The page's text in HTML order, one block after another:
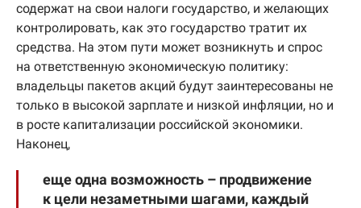
содержат на свои налоги государство, и желающих
контролировать, как это государство тратит их
средства. На этом пути может возникнуть и спрос
на ответственную экономическую политику:
владельцы пакетов акций будут заинтересованы не
только в высокой зарплате и низкой инфляции, но и
в росте капитализации российской экономики.
Наконец,
еще одна возможность – продвижение
к цели незаметными шагами, каждый